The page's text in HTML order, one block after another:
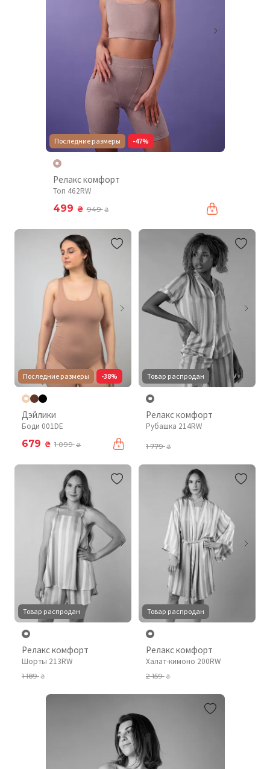
Последние размеры -47%
Релакс комфорт
Топ 462RW
499 ₴ 949₴
Последние размеры -38%
Дэйлики
Боди 001DE
679 ₴ 1 099₴
Товар распродан
Релакс комфорт
Рубашка 214RW
1 779₴
Товар распродан
Релакс комфорт
Шорты 213RW
1 189₴
Товар распродан
Релакс комфорт
Халат-кимоно 200RW
2 159₴